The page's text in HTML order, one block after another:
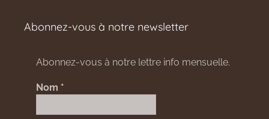
Abonnez-vous à notre newsletter
Abonnez-vous à notre lettre info mensuelle.
Nom *